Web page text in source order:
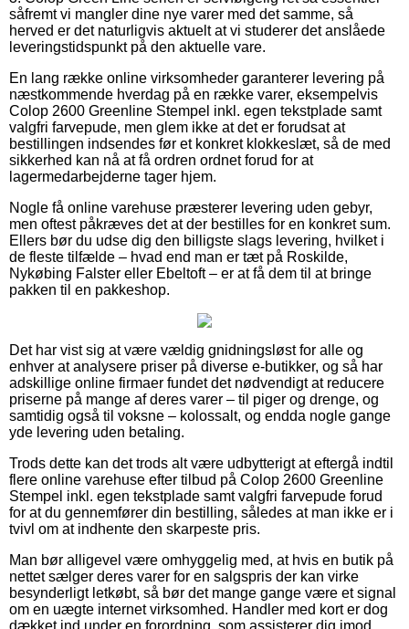
såfremt vi mangler dine nye varer med det samme, så
herved er det naturligvis aktuelt at vi studerer det anslåede
leveringstidspunkt på den aktuelle vare.
En lang række online virksomheder garanterer levering på
næstkommende hverdag på en række varer, eksempelvis
Colop 2600 Greenline Stempel inkl. egen tekstplade samt
valgfri farvepude, men glem ikke at det er forudsat at
bestillingen indsendes før et konkret klokkeslæt, så de med
sikkerhed kan nå at få ordren ordnet forud for at
lagermedarbejderne tager hjem.
Nogle få online varehuse præsterer levering uden gebyr,
men oftest påkræves det at der bestilles for en konkret sum.
Ellers bør du udse dig den billigste slags levering, hvilket i
de fleste tilfælde – hvad end man er tæt på Roskilde,
Nykøbing Falster eller Ebeltoft – er at få dem til at bringe
pakken til en pakkeshop.
Det har vist sig at være vældig gnidningsløst for alle og
enhver at analysere priser på diverse e-butikker, og så har
adskillige online firmaer fundet det nødvendigt at reducere
priserne på mange af deres varer – til piger og drenge, og
samtidig også til voksne – kolossalt, og endda nogle gange
yde levering uden betaling.
Trods dette kan det trods alt være udbytterigt at eftergå indtil
flere online varehuse efter tilbud på Colop 2600 Greenline
Stempel inkl. egen tekstplade samt valgfri farvepude forud
for at du gennemfører din bestilling, således at man ikke er i
tvivl om at indhente den skarpeste pris.
Man bør alligevel være omhyggelig med, at hvis en butik på
nettet sælger deres varer for en salgspris der kan virke
besynderligt letkøbt, så bør det mange gange være et signal
om en uægte internet virksomhed. Handler med kort er dog
dækket ind under en forordning, som assisterer dig imod